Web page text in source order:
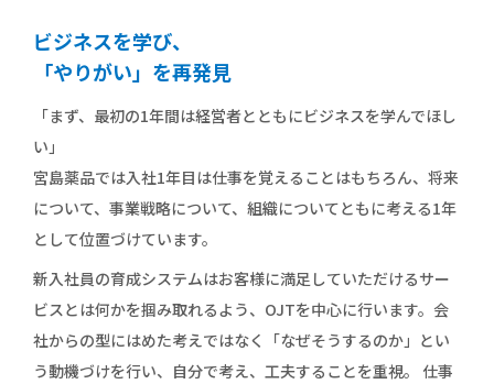
商品情報
健康情報
お問い合わせ
採用情報
ビジネスを学び、
「やりがい」を再発見
「まず、最初の1年間は経営者とともにビジネスを学んでほし
い」
宮島薬品では入社1年目は仕事を覚えることはもちろん、将来
について、事業戦略について、組織についてともに考える1年
として位置づけています。
新入社員の育成システムはお客様に満足していただけるサー
ビスとは何かを掴み取れるよう、OJTを中心に行います。会
社からの型にはめた考えではなく「なぜそうするのか」とい
う動機づけを行い、自分で考え、工夫することを重視。 仕事